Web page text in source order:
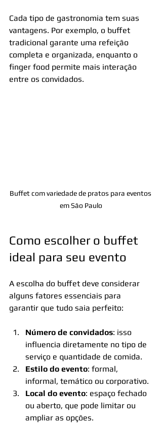
Cada tipo de gastronomia tem suas
vantagens. Por exemplo, o buffet
tradicional garante uma refeição
completa e organizada, enquanto o
finger food permite mais interação
entre os convidados.
Buffet com variedade de pratos para eventos
em São Paulo
Como escolher o buffet
ideal para seu evento
A escolha do buffet deve considerar
alguns fatores essenciais para
garantir que tudo saia perfeito:
Número de convidados: isso
influencia diretamente no tipo de
serviço e quantidade de comida.
Estilo do evento: formal,
informal, temático ou corporativo.
Local do evento: espaço fechado
ou aberto, que pode limitar ou
ampliar as opções.